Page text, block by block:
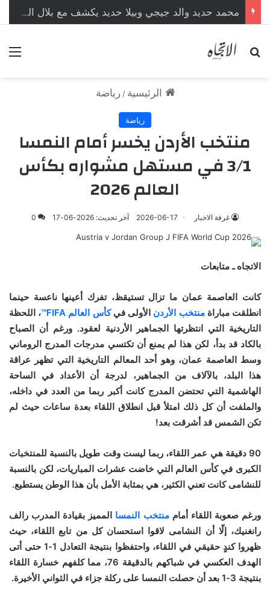
محمد حديد والد جيجي وبيلا حديد يكشف مع بلال العربي محطات من حياته لأول مرة
بحث عن
الرئيسية / رياضة
رياضة
منتخب الأردن يخسر أمام النمسا
3/1 في مستهل مشواره بكأس
العالم 2026
غرفة الاخبار 2026-06-17 آخر تحديث: 2026-06-17 0
الاتجاه ـ متابعات
كانت العاصمة عمان ما تزال تستيقظ، تفرك أعينها ناعسة حينما
انطلقت مباراةمنتخب الأردن الأولى فيكأس العالم FIFA™
، اللحظة
التاريخية التي انتظرتها الجماهير الأردنية لعقود. ورغم أن الصباح
بالكاد قد بدأ، لكن هذا لم يمنع أن تكتسي مدرجات المدرج الروماني
وسط العاصمة عمان، وهو أحد المعالم التاريخية التي تظهر عراقة
هذا البلد، بالآلاف من الجماهير، لدرجة أن الأعداد في الساحة
الهاشمية التي تحتضن المدرج كانت أكبر ربما من العدد في داخله،
والملفت أن كل ذلك امتلأ قبل انطلاق اللقاء بعدة ساعات حيث لم
تكن الشمس قد أشرقت بعد!
90 دقيقة هي عمر اللقاء، ربما ليست وقت طويل بالنسبة للمنتخبات
الكبرى في كأس العالم التي خاضت عشرات المباريات، لكن بالنسبة
للنشامى كانت تعني الكثير، هي بمثابة الأمل بأن هذا الوطن يستطيع.
ورغم صعوبة اللقاء أماممنتخب النمسا المميز بقيادة المدرب رالف
رانغنيك، إلّا أن النشامى لاقوا استحسان كل من تابع اللقاء، حيث
ظهروا كندٍ حقيقي في اللقاء، واحتفظوا بنتيجة التعادل 1-1 حتى أتى
الهدف العكسي في شباكهم بالدقيقة 76، مما كلفهم خسارة اللقاء
بنتيجة 3-1 بعد أن حصلت النمسا على ركلة جزاء في الثواني الأخيرة.